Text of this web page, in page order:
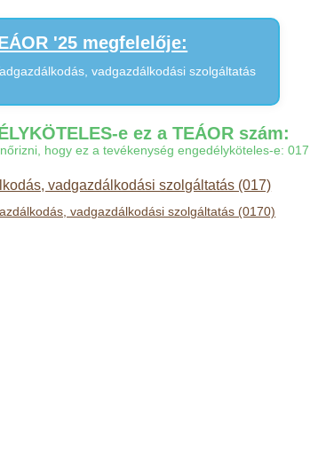
'25 megfelelője:
vadgazdálkodási szolgáltatás
e ez a TEÁOR szám:
hogy ez a tevékenység engedélyköteles-e: 017
vadgazdálkodási szolgáltatás (017)
vadgazdálkodási szolgáltatás (0170)